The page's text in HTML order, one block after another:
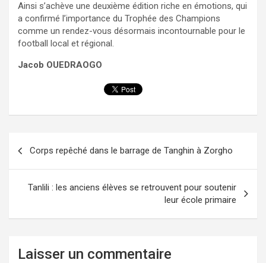
Ainsi s’achève une deuxième édition riche en émotions, qui
a confirmé l’importance du Trophée des Champions
comme un rendez-vous désormais incontournable pour le
football local et régional.
Jacob OUEDRAOGO
l’article
Corps repêché dans le barrage de Tanghin à Zorgho
Tanlili : les anciens élèves se retrouvent pour soutenir
leur école primaire
Laisser un commentaire